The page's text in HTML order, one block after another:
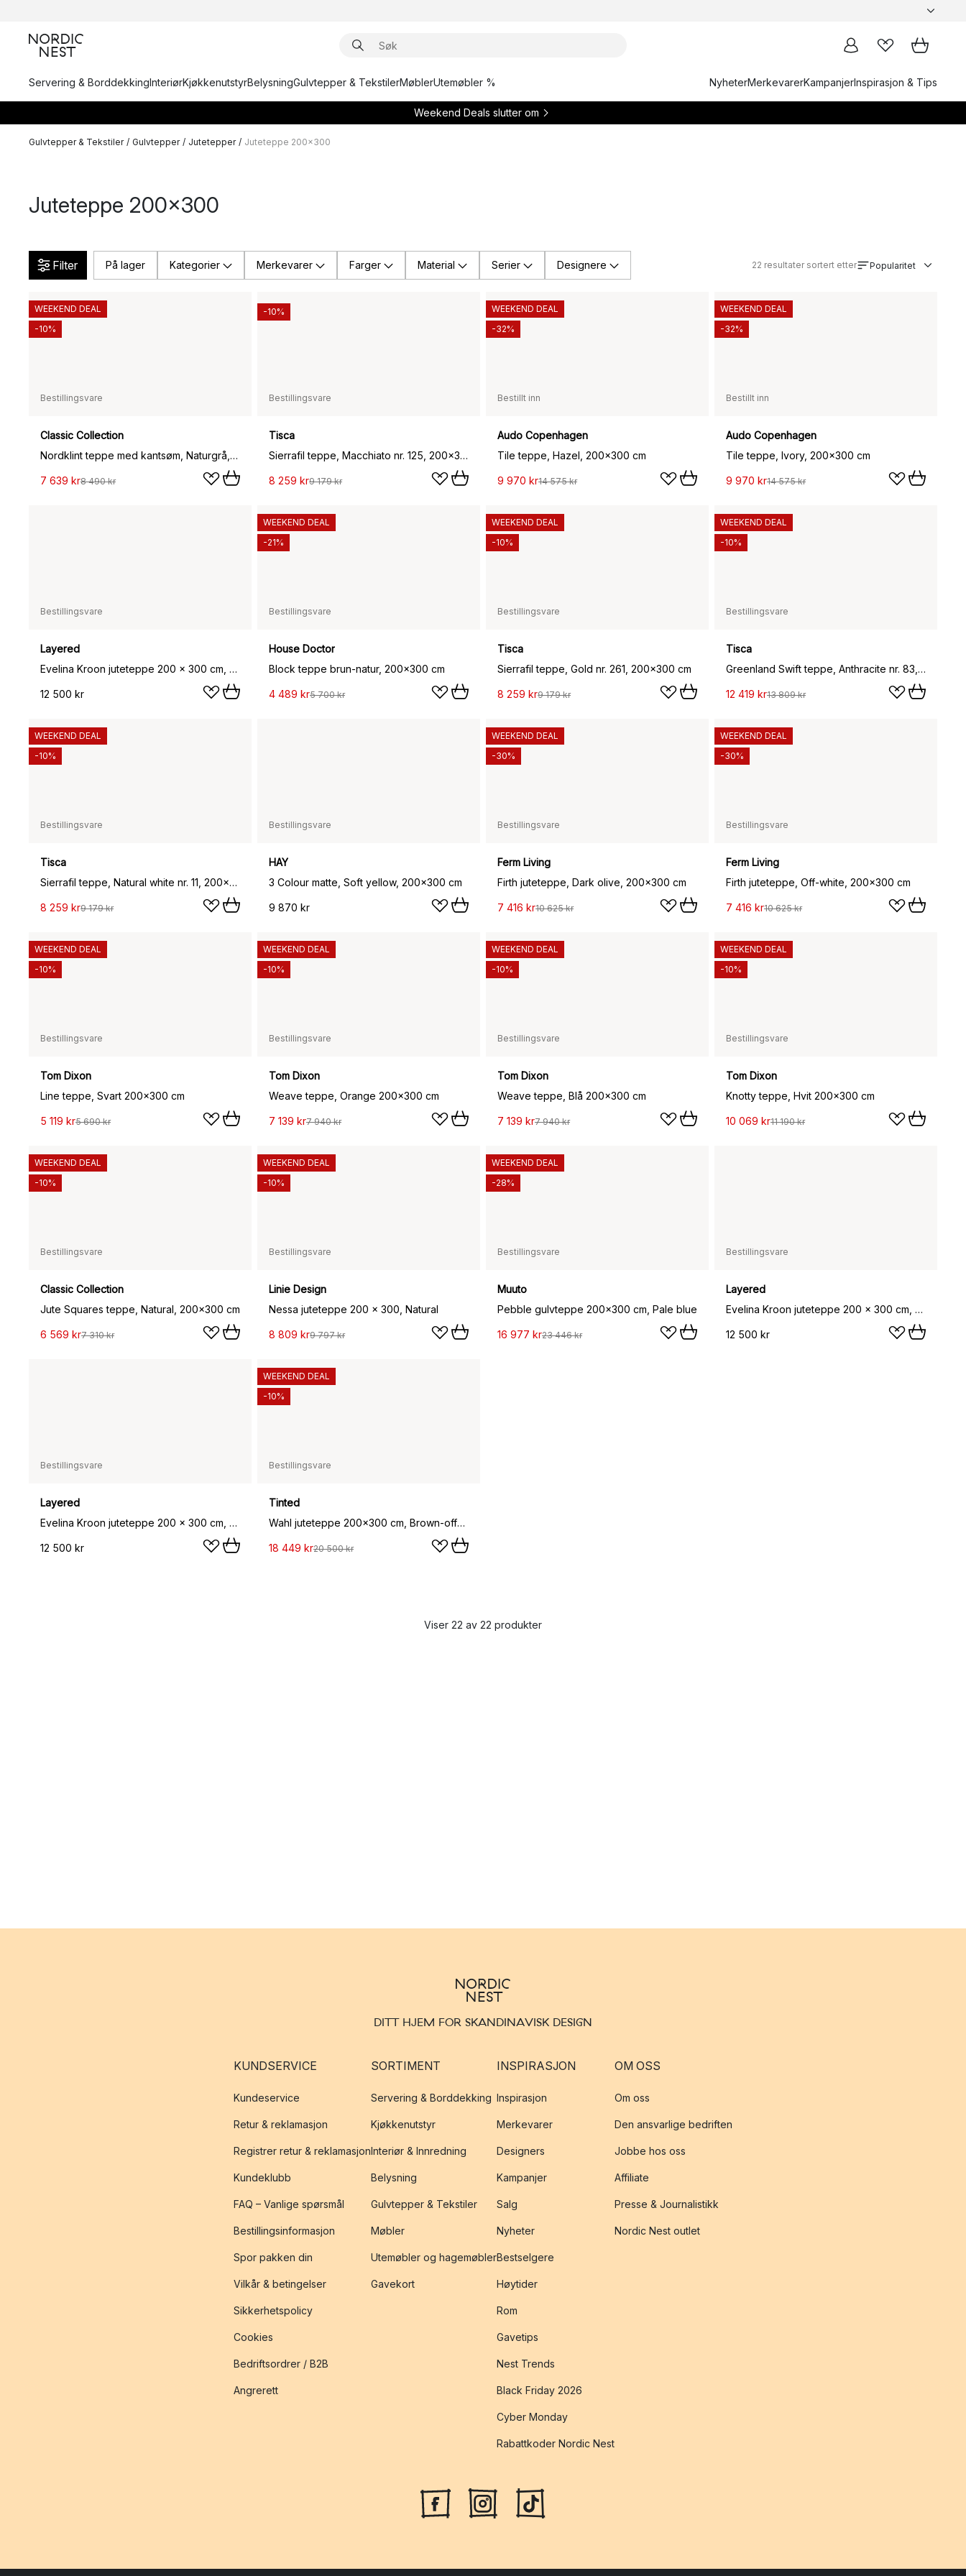
Servering & BorddekkingInteriørKjøkkenutstyrBelysningGulvtepper & TekstilerMøblerUtemøbler % NyheterMerkevarerKampanjerInspirasjon & Tips
Weekend Deals slutter om
Gulvtepper & Tekstiler / Gulvtepper / Jutetepper / Juteteppe 200x300
Juteteppe 200x300
Filter På lager Kategorier Merkevarer Farger Material Serier Designere 22 resultater sortert etter Popularitet
Bestillingsvare
Classic Collection
Nordklint teppe med kantsøm, Naturgrå, 200x300 cm
7 639 kr8 490 kr
WEEKEND DEAL
-10%
Bestillingsvare
Tisca
Sierrafil teppe, Macchiato nr. 125, 200x300 cm
8 259 kr9 179 kr
-10%
Bestillt inn
Audo Copenhagen
Tile teppe, Hazel, 200x300 cm
9 970 kr14 575 kr
WEEKEND DEAL
-32%
Bestillt inn
Audo Copenhagen
Tile teppe, Ivory, 200x300 cm
9 970 kr14 575 kr
WEEKEND DEAL
-32%
Bestillingsvare
Layered
Evelina Kroon juteteppe 200 x 300 cm, Sunny side up
12 500 kr
Bestillingsvare
House Doctor
Block teppe brun-natur, 200x300 cm
4 489 kr5 700 kr
WEEKEND DEAL
-21%
Bestillingsvare
Tisca
Sierrafil teppe, Gold nr. 261, 200x300 cm
8 259 kr9 179 kr
WEEKEND DEAL
-10%
Bestillingsvare
Tisca
Greenland Swift teppe, Anthracite nr. 83, 200x300 cm
12 419 kr13 809 kr
WEEKEND DEAL
-10%
Bestillingsvare
Tisca
Sierrafil teppe, Natural white nr. 11, 200x300 cm
8 259 kr9 179 kr
WEEKEND DEAL
-10%
Bestillingsvare
HAY
3 Colour matte, Soft yellow, 200x300 cm
9 870 kr
Bestillingsvare
Ferm Living
Firth juteteppe, Dark olive, 200x300 cm
7 416 kr10 625 kr
WEEKEND DEAL
-30%
Bestillingsvare
Ferm Living
Firth juteteppe, Off-white, 200x300 cm
7 416 kr10 625 kr
WEEKEND DEAL
-30%
Bestillingsvare
Tom Dixon
Line teppe, Svart 200x300 cm
5 119 kr5 690 kr
WEEKEND DEAL
-10%
Bestillingsvare
Tom Dixon
Weave teppe, Orange 200x300 cm
7 139 kr7 940 kr
WEEKEND DEAL
-10%
Bestillingsvare
Tom Dixon
Weave teppe, Blå 200x300 cm
7 139 kr7 940 kr
WEEKEND DEAL
-10%
Bestillingsvare
Tom Dixon
Knotty teppe, Hvit 200x300 cm
10 069 kr11 190 kr
WEEKEND DEAL
-10%
Bestillingsvare
Classic Collection
Jute Squares teppe, Natural, 200x300 cm
6 569 kr7 310 kr
WEEKEND DEAL
-10%
Bestillingsvare
Linie Design
Nessa juteteppe 200 x 300, Natural
8 809 kr9 797 kr
WEEKEND DEAL
-10%
Bestillingsvare
Muuto
Pebble gulvteppe 200x300 cm, Pale blue
16 977 kr23 446 kr
WEEKEND DEAL
-28%
Bestillingsvare
Layered
Evelina Kroon juteteppe 200 x 300 cm, Korean chives
12 500 kr
Bestillingsvare
Layered
Evelina Kroon juteteppe 200 x 300 cm, Plum punsch
12 500 kr
Bestillingsvare
Tinted
Wahl juteteppe 200x300 cm, Brown-offwhite
18 449 kr20 500 kr
WEEKEND DEAL
-10%
Viser 22 av 22 produkter
DITT HJEM FOR SKANDINAVISK DESIGN
KUNDSERVICE
Kundeservice
Retur & reklamasjon
Registrer retur & reklamasjon
Kundeklubb
FAQ – Vanlige spørsmål
Bestillingsinformasjon
Spor pakken din
Vilkår & betingelser
Sikkerhetspolicy
Cookies
Bedriftsordrer / B2B
Angrerett
SORTIMENT
Servering & Borddekking
Kjøkkenutstyr
Interiør & Innredning
Belysning
Gulvtepper & Tekstiler
Møbler
Utemøbler og hagemøbler
Gavekort
INSPIRASJON
Inspirasjon
Merkevarer
Designers
Kampanjer
Salg
Nyheter
Bestselgere
Høytider
Rom
Gavetips
Nest Trends
Black Friday 2026
Cyber Monday
Rabattkoder Nordic Nest
OM OSS
Om oss
Den ansvarlige bedriften
Jobbe hos oss
Affiliate
Presse & Journalistikk
Nordic Nest outlet